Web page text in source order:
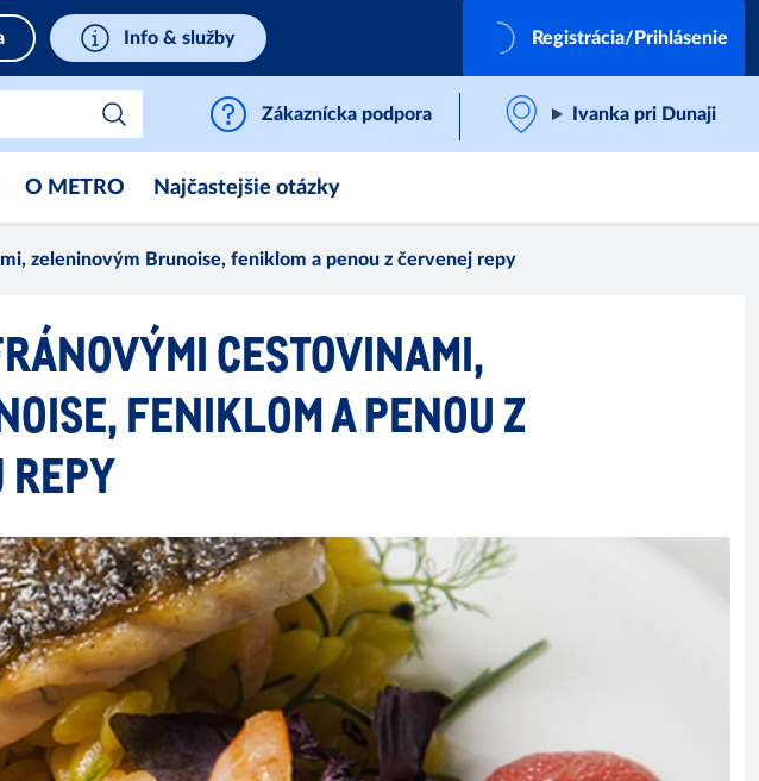
Info & služby Registrácia/Prihlásenie
Zákaznícka podpora Ivanka pri Dunaji
O METRO Najčastejšie otázky
zeleninovým Brunoise, feniklom a penou z červenej repy
CESTOVINAMI,
FENIKLOM A PENOU Z
REPY